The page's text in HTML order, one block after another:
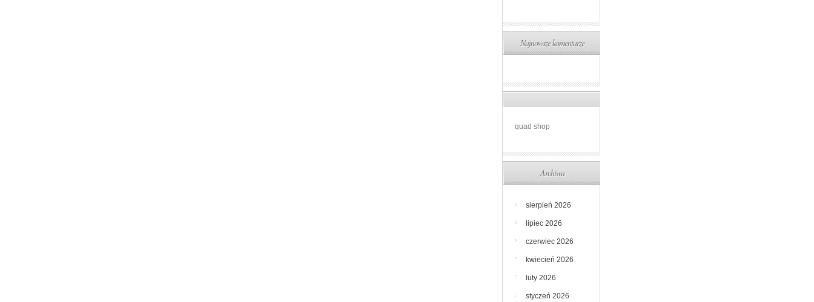
Najnowsze komentarze
quad shop
Archiwa
sierpień 2026
lipiec 2026
czerwiec 2026
kwiecień 2026
luty 2026
styczeń 2026